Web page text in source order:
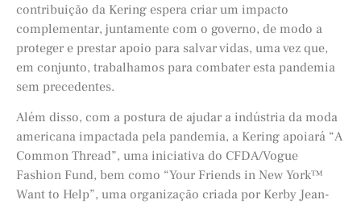
contribuição da Kering espera criar um impacto
complementar, juntamente com o governo, de modo a
proteger e prestar apoio para salvar vidas, uma vez que,
em conjunto, trabalhamos para combater esta pandemia
sem precedentes.
Além disso, com a postura de ajudar a indústria da moda
americana impactada pela pandemia, a Kering apoiará “A
Common Thread”, uma iniciativa do CFDA/Vogue
Fashion Fund, bem como “Your Friends in New York™
Want to Help”, uma organização criada por Kerby Jean-